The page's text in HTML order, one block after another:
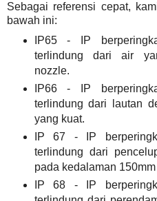
Sebagai referensi cepat,
bawah ini:
IP65 - IP
terlindung dari air
nozzle.
IP66 - IP
terlindung dari lautan
yang kuat.
IP 67 - IP
terlindung dari
pada kedalaman
IP 68 - IP